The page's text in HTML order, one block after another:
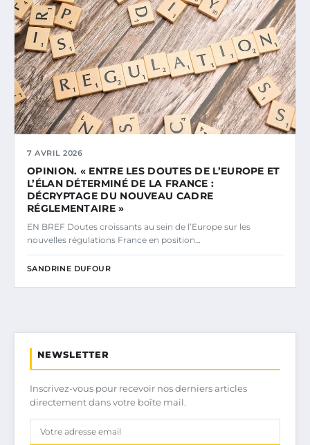
7 AVRIL 2026
OPINION. « ENTRE LES DOUTES DE L’EUROPE ET
L’ÉLAN DÉTERMINÉ DE LA FRANCE :
DÉCRYPTAGE DU NOUVEAU CADRE
RÉGLEMENTAIRE »
EN BREF Doutes croissants au sein de l’Europe sur les
nouvelles régulations France en position…
SANDRINE DUFOUR
NEWSLETTER
Inscrivez-vous pour recevoir nos derniers articles
directement dans votre boîte mail.